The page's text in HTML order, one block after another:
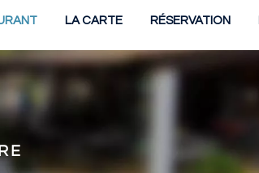
LA CARTE RÉSERVATION